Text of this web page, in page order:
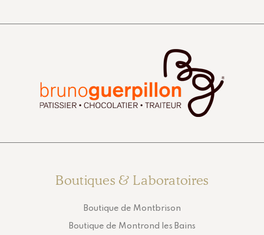
Boutiques & Laboratoires
Boutique de Montbrison
Boutique de Montrond les Bains